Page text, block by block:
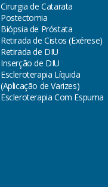
Cirurgia de Catarata
Postectomia
Biópsia de Próstata
Retirada de Cistos (Exérese)
Retirada de DIU
Inserção de DIU
Escleroterapia Líquida
(Aplicação de Varizes)
Escleroterapia Com Espuma